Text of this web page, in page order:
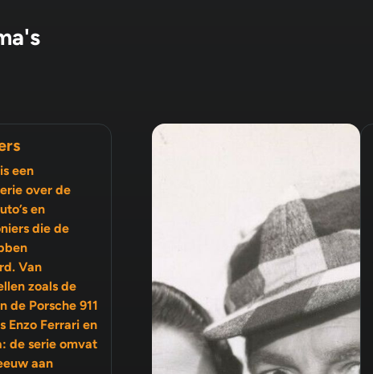
een
over de
en
die de
Van
zoals de
de Porsche 911
de serie omvat
aan